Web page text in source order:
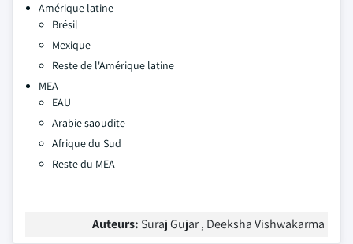
Amérique latine
Brésil
Mexique
Reste de l'Amérique latine
MEA
EAU
Arabie saoudite
Afrique du Sud
Reste du MEA
Auteurs: Suraj Gujar , Deeksha Vishwakarma